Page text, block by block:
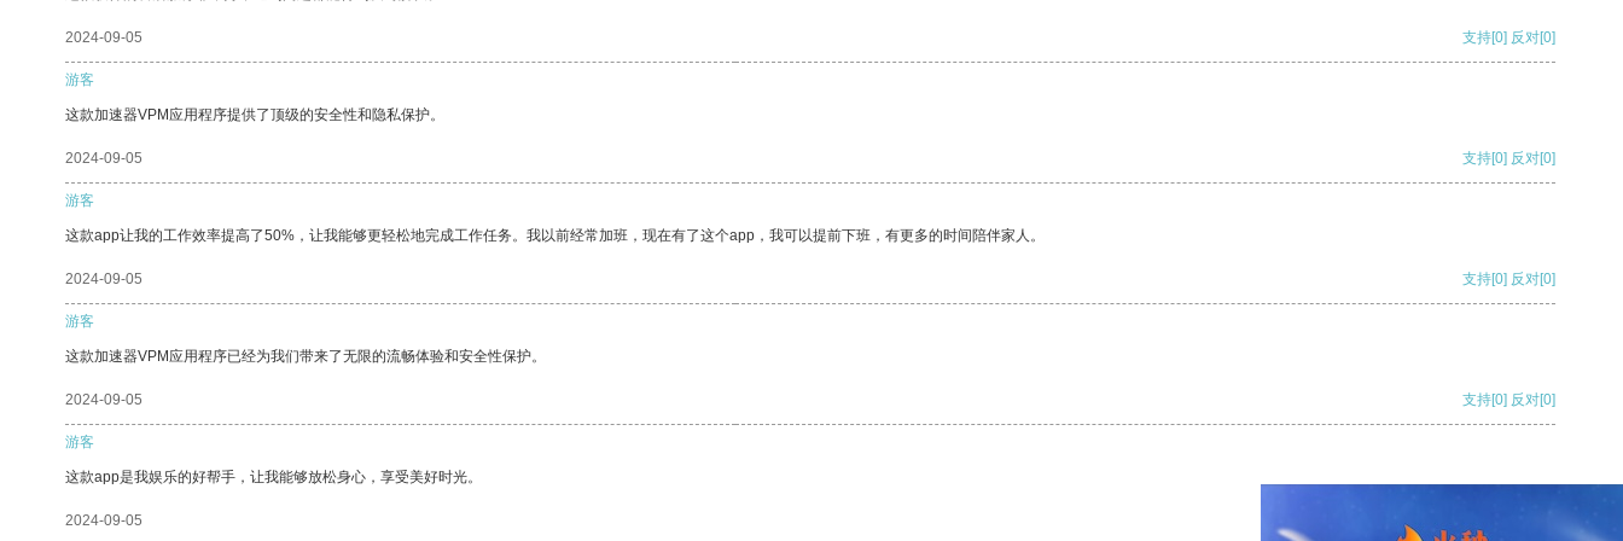
2024-09-05 支持[0] 反对[0]
游客
这款加速器VPM应用程序提供了顶级的安全性和隐私保护。
2024-09-05 支持[0] 反对[0]
游客
这款app让我的工作效率提高了50%，让我能够更轻松地完成工作任务。我以前经常加班，现在有了这个app，我可以提前下班，有更多的时间陪伴家人。
2024-09-05 支持[0] 反对[0]
游客
这款加速器VPM应用程序已经为我们带来了无限的流畅体验和安全性保护。
2024-09-05 支持[0] 反对[0]
游客
这款app是我娱乐的好帮手，让我能够放松身心，享受美好时光。
2024-09-05